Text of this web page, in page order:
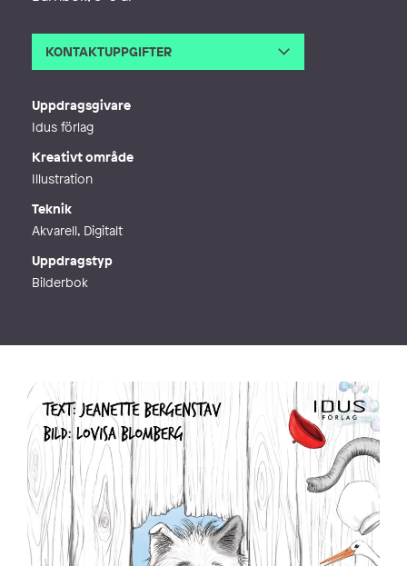
KONTAKTUPPGIFTER
Uppdragsgivare
Idus förlag
Kreativt område
Illustration
Teknik
Akvarell, Digitalt
Uppdragstyp
Bilderbok